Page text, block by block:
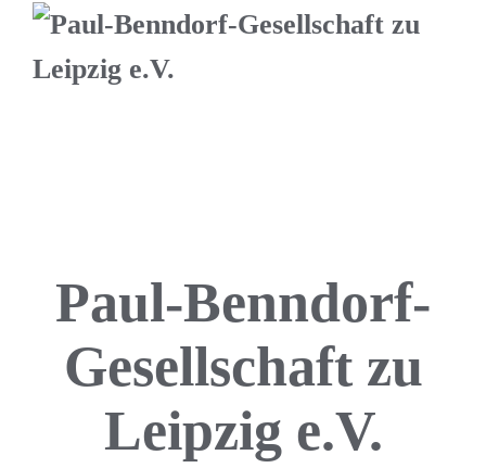
Paul-Benndorf-
Gesellschaft zu
Leipzig e.V.